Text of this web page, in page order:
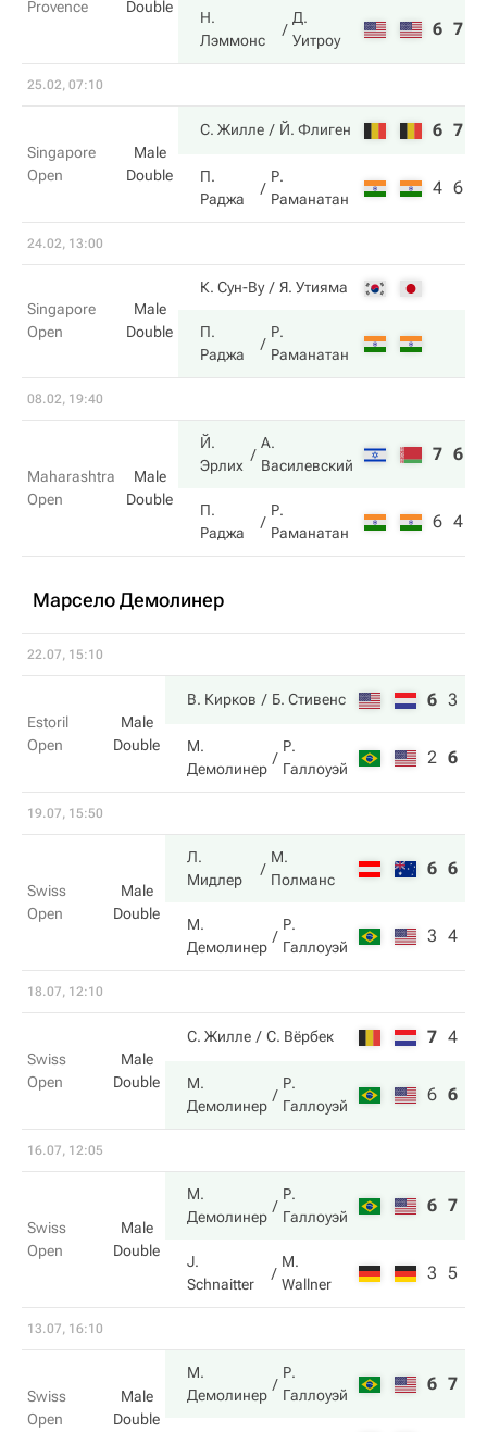
Provence Double
Н.
Лэммонс
Д.
Уитроу
6 7
25.02, 07:10
Singapore
Open
Male
Double
С. Жилле Й. Флиген 6 7
П.
Раджа
Р.
Раманатан
4 6
24.02, 13:00
Singapore
Open
Male
Double
К. Сун-Ву Я. Утияма
П.
Раджа
Р.
Раманатан
08.02, 19:40
Maharashtra
Open
Male
Double
Й.
Эрлих
А.
Василевский
7 6
П.
Раджа
Р.
Раманатан
6 4
Марсело Демолинер
22.07, 15:10
Estoril
Open
Male
Double
В. Кирков Б. Стивенс 6 3
М.
Демолинер
Р.
Галлоуэй
2 6
19.07, 15:50
Swiss
Open
Male
Double
Л.
Мидлер
М.
Полманс
6 6
М.
Демолинер
Р.
Галлоуэй
3 4
18.07, 12:10
Swiss
Open
Male
Double
С. Жилле С. Вёрбек 7 4
М.
Демолинер
Р.
Галлоуэй
6 6
16.07, 12:05
Swiss
Open
Male
Double
М.
Демолинер
Р.
Галлоуэй
6 7
J.
Schnaitter
M.
Wallner
3 5
13.07, 16:10
Swiss
Open
Male
Double
М.
Демолинер
Р.
Галлоуэй
6 7